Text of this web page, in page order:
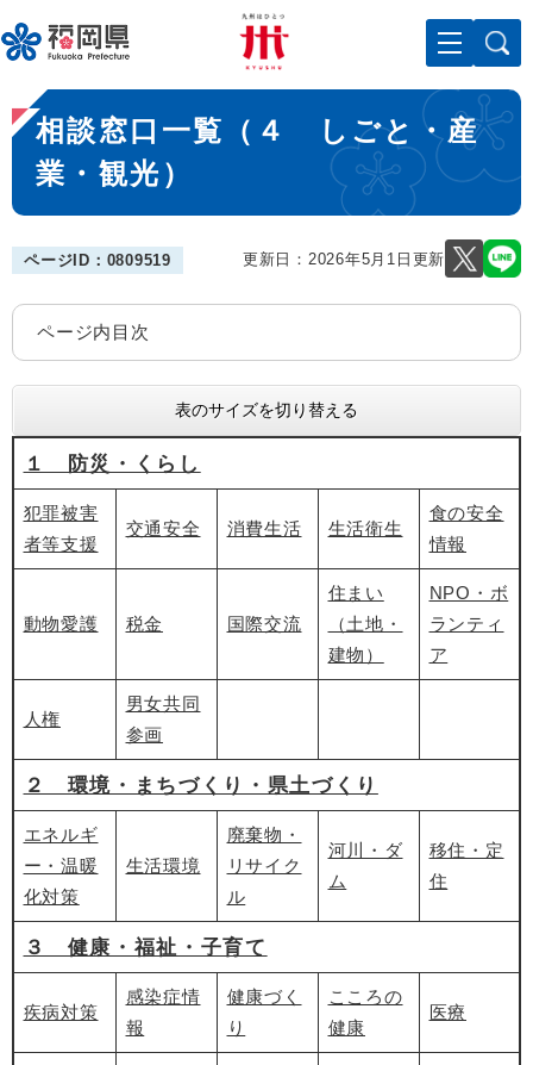
ー
ジ
先
頭
。
メニューを飛ばして本文へ
本
文
相談窓口一覧（４ しごと・産
業・観光）
ページID：0809519 更新日：2026年5月1日更新
ページ内目次
表のサイズを切り替える
１ 防災・くらし
犯罪被害
者等支援
交通安全 消費生活 生活衛生
食の安全
情報
動物愛護 税金 国際交流
住まい
（土地・
建物）
NPO・ボ
ランティ
ア
人権
男女共同
参画
２ 環境・まちづくり・県土づくり
エネルギ
ー・温暖
化対策
生活環境
廃棄物・
リサイク
ル
河川・ダ
ム
移住・定
住
３ 健康・福祉・子育て
疾病対策
感染症情
報
健康づく
り
こころの
健康
医療